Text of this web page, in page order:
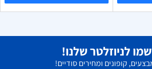
לניוזלטר שלנו!
קופונים ומחירים סודיים!